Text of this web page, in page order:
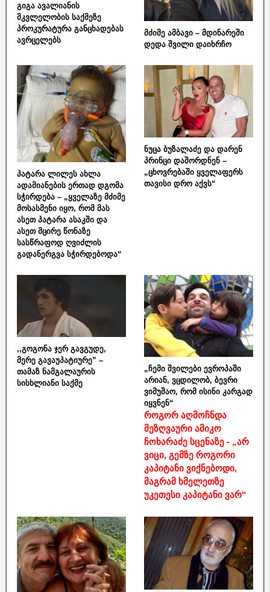
გიგა ავალიანის
მკვლელობის საქმეზე
პროკურატურა განცხადებას
ავრცელებს
მძიმე ამბავი – მდინარეში
დედა შვილი დაიხრჩო
პატარა ლილეს ახლა
ადამიანების ერთად დგომა
სჭირდება – „ყველაზე მძიმე
მოსასმენი იყო, რომ მას
ასეთ პატარა ასაკში და
ასეთ მცირე წონაზე
სასწრაფოდ ღვიძლის
გადანერგვა სჭირდებოდა“
ნუცა ბუზალაძე და დარენ
პრინცი დაშორდნენ –
„ცხოვრებაში ყველაფერს
თავისი დრო აქვს“
,,გოგონა ჯერ გავგუდე,
მერე გავაუპატიურე” –
თამაზ ნამგალაურის
სისხლიანი საქმე
„ჩემი შვილები ევროპაში
არიან, ვცდილობ, ბევრი
ვიმუშაო, რომ ისინი კარგად
იყვნენ“
როგორ აღმოჩნდა
მეზღვაური ამიკო
ჩოხარაძე სცენაზე - „არ
ვიცი, გემზე როგორი
კაპიტანი ვიქნებოდი,
მაგრამ ხმელეთზე
უკეთესი კაპიტანი ვარ“